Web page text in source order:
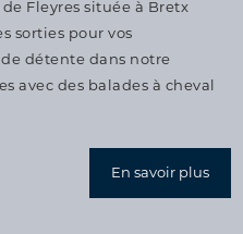
Fleyres située à Bretx
sorties pour vos
détente dans notre
avec des balades à cheval
En savoir plus